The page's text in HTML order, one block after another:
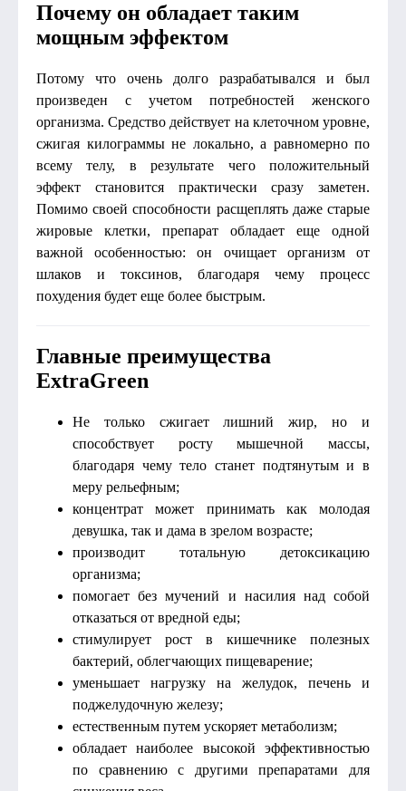
Почему он обладает таким
мощным эффектом
Потому что очень долго разрабатывался и был
произведен с учетом потребностей женского
организма. Средство действует на клеточном уровне,
сжигая килограммы не локально, а равномерно по
всему телу, в результате чего положительный
эффект становится практически сразу заметен.
Помимо своей способности расщеплять даже старые
жировые клетки, препарат обладает еще одной
важной особенностью: он очищает организм от
шлаков и токсинов, благодаря чему процесс
похудения будет еще более быстрым.
Главные преимущества
ExtraGreen
Не только сжигает лишний жир, но и
способствует росту мышечной массы,
благодаря чему тело станет подтянутым и в
меру рельефным;
концентрат может принимать как молодая
девушка, так и дама в зрелом возрасте;
производит тотальную детоксикацию
организма;
помогает без мучений и насилия над собой
отказаться от вредной еды;
стимулирует рост в кишечнике полезных
бактерий, облегчающих пищеварение;
уменьшает нагрузку на желудок, печень и
поджелудочную железу;
естественным путем ускоряет метаболизм;
обладает наиболее высокой эффективностью
по сравнению с другими препаратами для